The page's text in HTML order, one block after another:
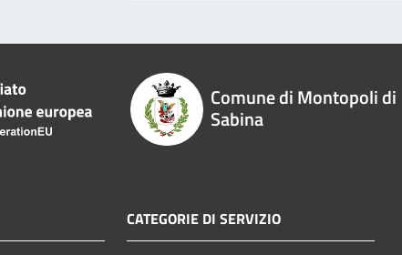
Comune di Montopoli di
Sabina
CATEGORIE DI SERVIZIO